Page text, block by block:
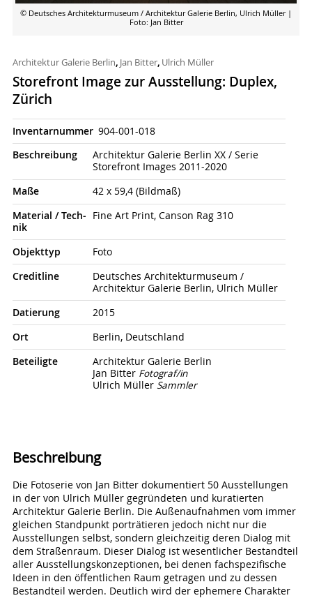
© Deutsches Architekturmuseum / Architektur Galerie Berlin, Ulrich Müller |
Foto: Jan Bitter
Architektur Galerie Berlin, Jan Bitter, Ulrich Müller
Storefront Image zur Ausstellung: Duplex,
Zürich
Inventarnummer 904-001-018
Beschrei­bung
Architektur Galerie Berlin XX / Serie
Storefront Images 2011-2020
Maße
42 x 59,4 (Bildmaß)
Material / Tech­
nik
Fine Art Print, Canson Rag 310
Objekt­typ
Foto
Credit­line
Deutsches Architekturmuseum /
Architektur Galerie Berlin, Ulrich Müller
Datierung
2015
Ort
Berlin, Deutschland
Beteiligte
Architektur Galerie Berlin
Jan Bitter Fotograf/in
Ulrich Müller Sammler
Beschreibung
Die Fotoserie von Jan Bitter dokumentiert 50 Ausstellungen
in der von Ulrich Müller gegründeten und kuratierten
Architektur Galerie Berlin. Die Außenaufnahmen vom immer
gleichen Standpunkt porträtieren jedoch nicht nur die
Ausstellungen selbst, sondern gleichzeitig deren Dialog mit
dem Straßenraum. Dieser Dialog ist wesentlicher Bestandteil
aller Ausstellungskonzeptionen, bei denen fachspezifische
Ideen in den öffentlichen Raum getragen und zu dessen
Bestandteil werden. Deutlich wird der ephemere Charakter